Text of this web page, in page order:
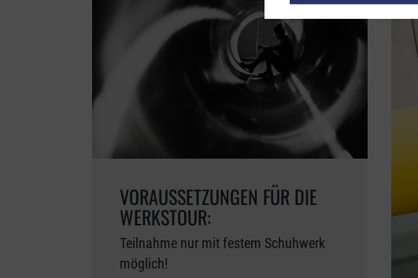
VORAUSSETZUNGEN FÜR DIE
WERKSTOUR:
Teilnahme nur mit festem Schuhwerk
möglich!